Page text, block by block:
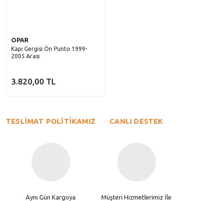
OPAR
Kapı Gergisi Ön Punto 1999-
2005 Arası
3.820,00 TL
TESLİMAT POLİTİKAMIZ
Aynı Gün Kargoya
CANLI DESTEK
Müşteri Hizmetlerimiz İle